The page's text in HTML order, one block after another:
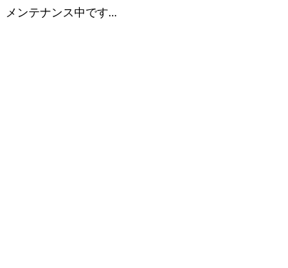
メンテナンス中です...